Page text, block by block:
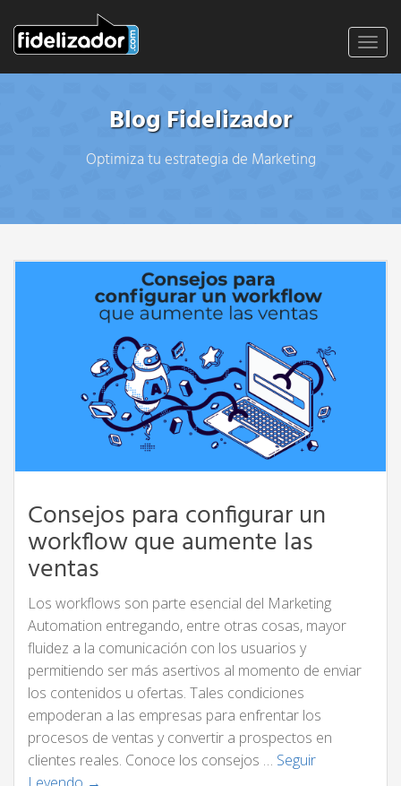
Blog Fidelizador
Optimiza tu estrategia de Marketing
Consejos para configurar un
workflow que aumente las
ventas
Los workflows son parte esencial del Marketing
Automation entregando, entre otras cosas, mayor
fluidez a la comunicación con los usuarios y
permitiendo ser más asertivos al momento de enviar
los contenidos u ofertas. Tales condiciones
empoderan a las empresas para enfrentar los
procesos de ventas y convertir a prospectos en
clientes reales. Conoce los consejos … Seguir